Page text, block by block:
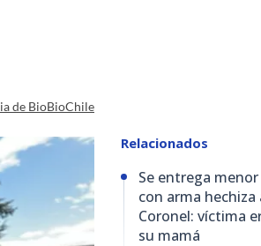
de BioBioChile
Relacionados
Se entrega
con arma hechiza
Coronel: víctima
su mamá